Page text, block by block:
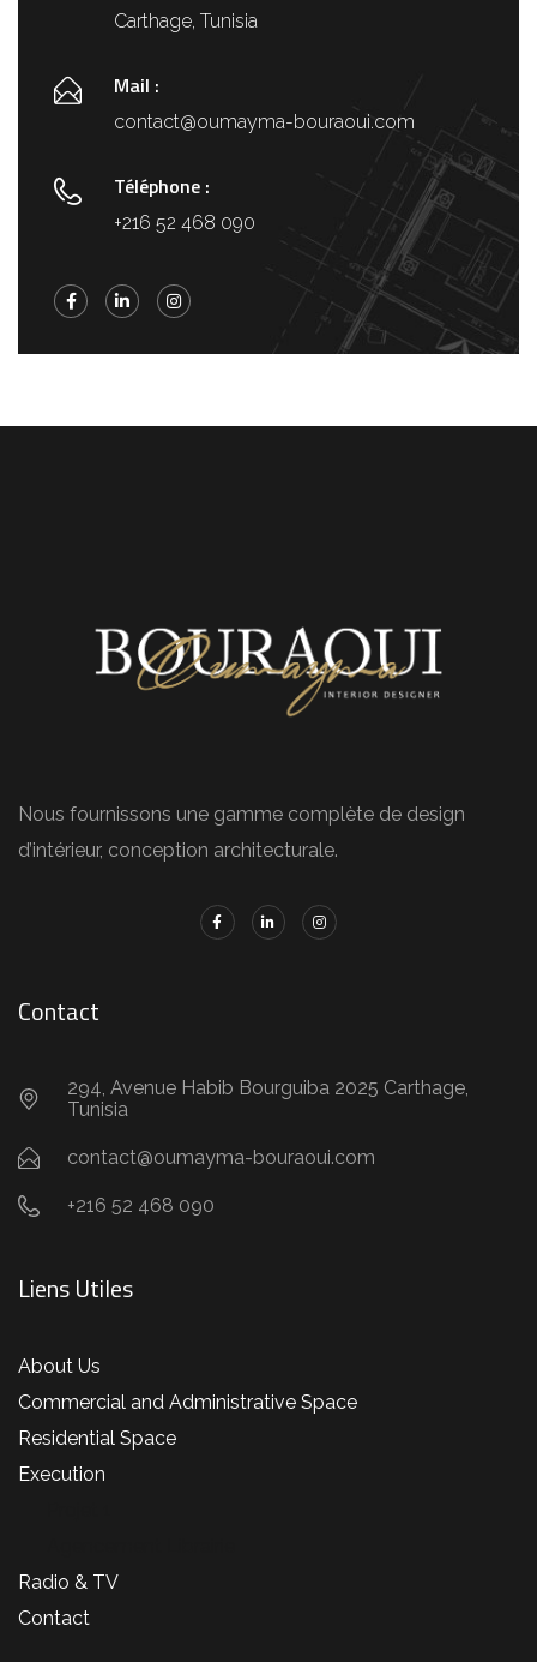
Carthage, Tunisia
Mail :
contact@oumayma-bouraoui.com
Téléphone :
+216 52 468 090
Nous fournissons une gamme complète de design
d’intérieur, conception architecturale.
Contact
294, Avenue Habib Bourguiba 2025 Carthage,
Tunisia
contact@oumayma-bouraoui.com
+216 52 468 090
Liens Utiles
About Us
Commercial and Administrative Space
Residential Space
Execution
Radio & TV
Contact